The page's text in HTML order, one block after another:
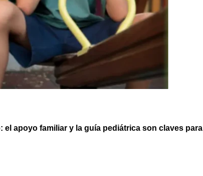
el apoyo familiar y la guía pediátrica son claves para